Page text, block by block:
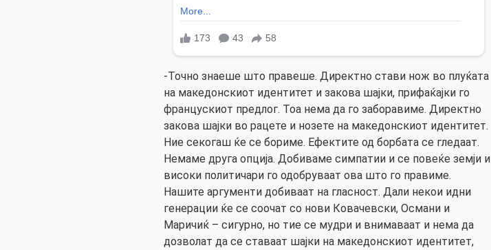
-Точно знаеше што правеше. Директно стави нож во плуќата
на македонскиот идентитет и закова шајки, прифаќајки го
францускиот предлог. Тоа нема да го заборавиме. Директно
закова шајки во рацете и нозете на македонскиот идентитет.
Ние секогаш ќе се бориме. Ефектите од борбата се гледаат.
Немаме друга опција. Добиваме симпатии и се повеќе земји и
високи политичари го одобруваат ова што го правиме.
Нашите аргументи добиваат на гласност. Дали некои идни
генерации ќе се соочат со нови Ковачевски, Османи и
Маричиќ – сигурно, но тие се мудри и внимаваат и нема да
дозволат да се ставаат шајки на македонскиот идентитет,